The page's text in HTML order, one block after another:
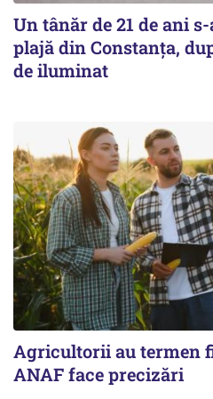
Un tânăr de 21 de ani
plajă din Constanța,
de iluminat
Agricultorii au termen
ANAF face precizări